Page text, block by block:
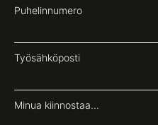
Puhelinnumero
Työsähköposti
Minua kiinnostaa...